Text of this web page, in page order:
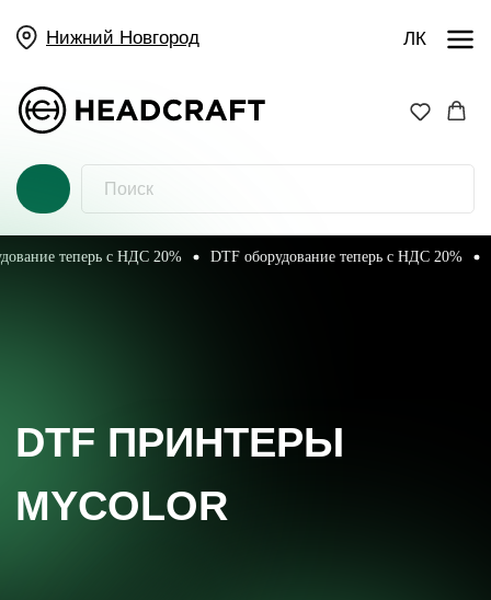
Нижний Новгород
теперь с НДС 20% DTF оборудование теперь с НДС 20% DTF